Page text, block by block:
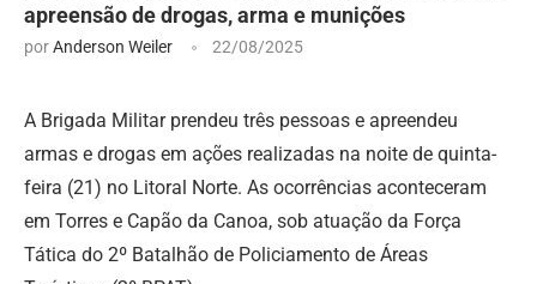
apreensão de drogas, arma e munições
porAnderson Weiler 22/08/2025
A Brigada Militar prendeu três pessoas e apreendeu
armas e drogas em ações realizadas na noite de quinta-
feira (21) no Litoral Norte. As ocorrências aconteceram
em Torres e Capão da Canoa, sob atuação da Força
Tática do 2º Batalhão de Policiamento de Áreas